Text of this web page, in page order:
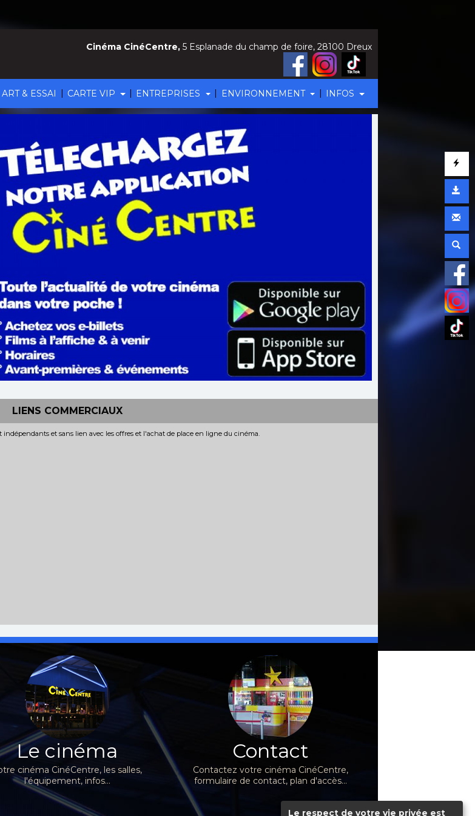
Le respect de votre vie privée est
ART & ESSAI | CARTE VIP | ENTREPRISES | ENVIRONNEMENT | INFOS
Cinéma CinéCentre, 5 Esplanade du champ de foire, 28100 Dreux
LIENS COMMERCIAUX
et sans lien avec les offres et l'achat de place en ligne du cinéma.
Le cinéma
cinéma CinéCentre, les salles,
l'équipement, infos...
Contact
Contactez votre cinéma CinéCentre,
formulaire de contact, plan d'accès...